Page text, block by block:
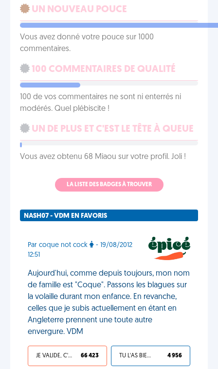
UN NOUVEAU POUCE
Vous avez donné votre pouce sur 1000
commentaires.
100 COMMENTAIRES DE QUALITÉ
100 de vos commentaires ne sont ni enterrés ni
modérés. Quel plébiscite !
UN DE PLUS ET C'EST LE TÊTE À QUEUE
Vous avez obtenu 68 Miaou sur votre profil. Joli !
LA LISTE DES BADGES À TROUVER
NASH07 - VDM EN FAVORIS
Par coque not cock
- 19/08/2012
12:51
Aujourd'hui, comme depuis toujours, mon nom
de famille est "Coque". Passons les blagues sur
la volaille durant mon enfance. En revanche,
celles que je subis actuellement en étant en
Angleterre prennent une toute autre
envergure. VDM
JE VALIDE, C'EST UNE VDM 66 423 TU L'AS BIEN MÉRITÉ 4 956